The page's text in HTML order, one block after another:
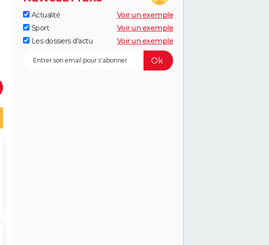
Actualité
Voir un exemple
Sport
Voir un exemple
Les dossiers d'actu
Voir un exemple